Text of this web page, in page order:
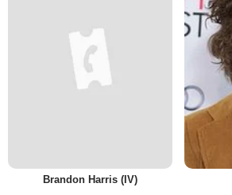
Brandon Harris (IV)